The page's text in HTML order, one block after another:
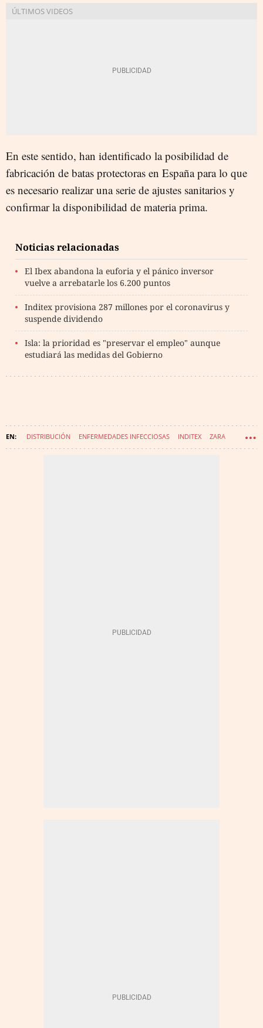
En este sentido, han identificado la posibilidad de
fabricación de batas protectoras en España para lo que
es necesario realizar una serie de ajustes sanitarios y
confirmar la disponibilidad de materia prima.
Noticias relacionadas
El Ibex abandona la euforia y el pánico inversor
vuelve a arrebatarle los 6.200 puntos
Inditex provisiona 287 millones por el coronavirus y
suspende dividendo
Isla: la prioridad es "preservar el empleo" aunque
estudiará las medidas del Gobierno
DISTRIBUCIÓN ENFERMEDADES INFECCIOSAS INDITEX ZARA